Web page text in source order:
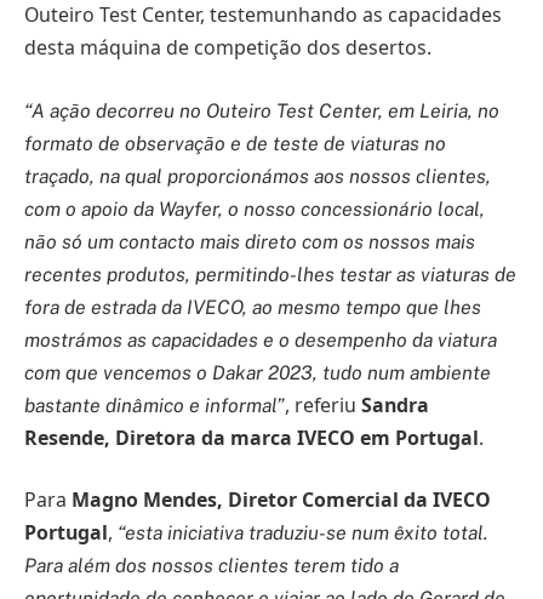
Outeiro Test Center, testemunhando as capacidades
desta máquina de competição dos desertos.
“A ação decorreu no Outeiro Test Center, em Leiria, no
formato de observação e de teste de viaturas no
traçado, na qual proporcionámos aos nossos clientes,
com o apoio da Wayfer, o nosso concessionário local,
não só um contacto mais direto com os nossos mais
recentes produtos, permitindo-lhes testar as viaturas de
fora de estrada da IVECO, ao mesmo tempo que lhes
mostrámos as capacidades e o desempenho da viatura
com que vencemos o Dakar 2023, tudo num ambiente
bastante dinâmico e informal”, referiu Sandra
Resende, Diretora da marca IVECO em Portugal.
Para Magno Mendes, Diretor Comercial da IVECO
Portugal, “esta iniciativa traduziu-se num êxito total.
Para além dos nossos clientes terem tido a